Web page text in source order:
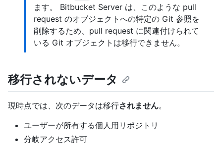
ます。 Bitbucket Server は、このような pull
request のオブジェクトへの特定の Git 参照を
削除するため、pull request に関連付けられて
いる Git オブジェクトは移行できません。
移行されないデータ
現時点では、次のデータは移行されません。
ユーザーが所有する個人用リポジトリ
分岐アクセス許可